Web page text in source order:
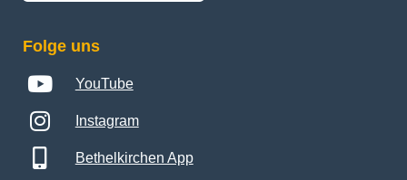
Folge uns
YouTube
Instagram
Bethelkirchen App